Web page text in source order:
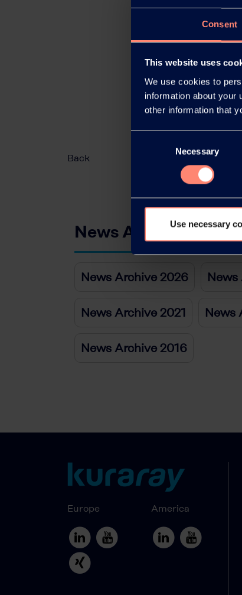
Consent
This website uses
We use cookies to
information about your
other information that
Necessary
Use necessary
Back
News Archive
News Archive 2026
News Archive 2021 News
News Archive 2016
Europe America